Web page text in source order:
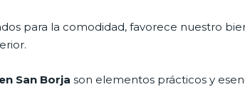
para la comodidad, favorece nuestro
San Borja son elementos prácticos y